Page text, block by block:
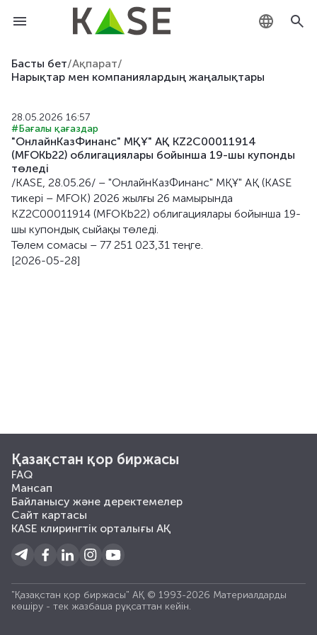
Басты бет/Ақпарат/
Нарықтар мен компаниялардың жаңалықтары
28.05.2026 16:57
#Бағалы қағаздар
"ОнлайнКазФинанс" МҚҰ" АҚ KZ2C00011914
(MFOKb22) облигациялары бойынша 19-шы купонды
төледі
/KASE, 28.05.26/ – "ОнлайнКазФинанс" МҚҰ" АҚ (KASE
тикері – MFOK) 2026 жылғы 26 мамырында
KZ2C00011914 (MFOKb22) облигациялары бойынша 19-
шы купондық сыйақы төледі.
Төлем сомасы – 77 251 023,31 теңге.
[2026-05-28]
Қазақстан қор биржасы
FAQ
Мансап
Байланысу және деректемелер
Сайт картасы
KASE клирингтік орталығы АҚ
"Қазақстан қор биржасы" АҚ © 1993-2026 Материалдарды
көшiру - тек жазбаша рұқсаттан кейiн.